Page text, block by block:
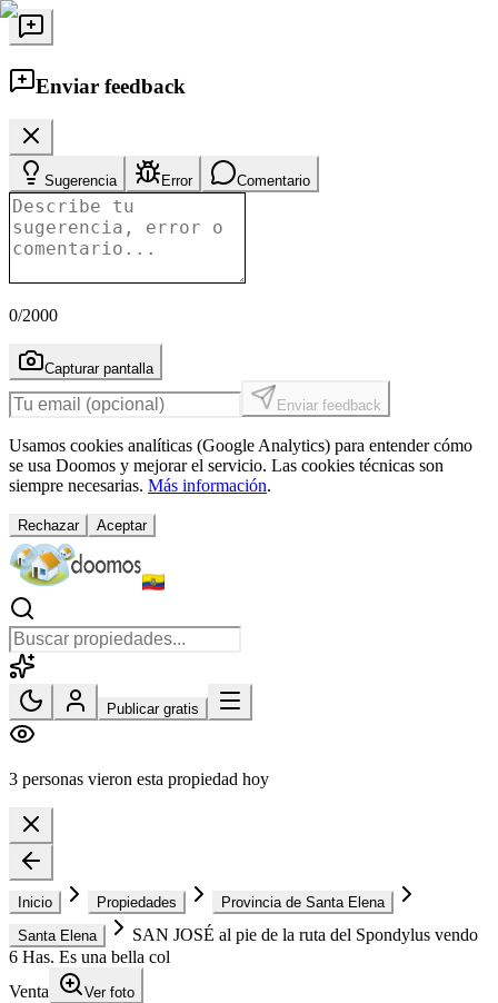
Enviar feedback
Sugerencia Error Comentario
0/2000
Capturar pantalla
Enviar feedback
Usamos cookies analíticas (Google Analytics) para entender cómo
se usa Doomos y mejorar el servicio. Las cookies técnicas son
siempre necesarias. Más información.
Rechazar Aceptar
Publicar gratis
3 personas vieron esta propiedad hoy
Inicio Propiedades
Provincia de Santa Elena
Santa Elena
SAN JOSÉ al pie de la ruta del Spondylus vendo
6 Has. Es una bella col
Venta
Ver foto